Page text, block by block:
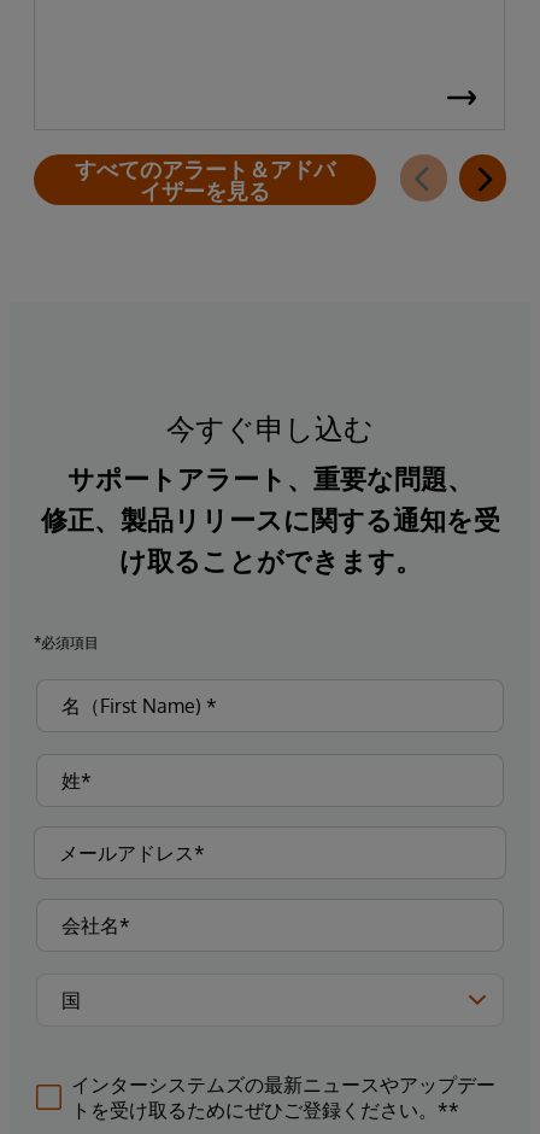
すべてのアラート＆アドバ
イザーを見る
今すぐ申し込む
サポートアラート、重要な問題、
修正、製品リリースに関する通知を受
け取ることができます。
*必須項目
インターシステムズの最新ニュースやアップデー
トを受け取るためにぜひご登録ください。**